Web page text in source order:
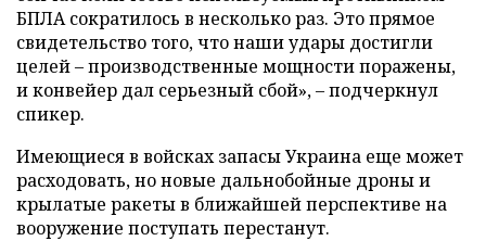
БПЛА сократилось в несколько раз. Это прямое
свидетельство того, что наши удары достигли
целей – производственные мощности поражены,
и конвейер дал серьезный сбой», – подчеркнул
спикер.
Имеющиеся в войсках запасы Украина еще может
расходовать, но новые дальнобойные дроны и
крылатые ракеты в ближайшей перспективе на
вооружение поступать перестанут.